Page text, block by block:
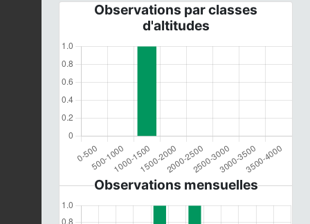
Observations par classes
d'altitudes
Observations mensuelles